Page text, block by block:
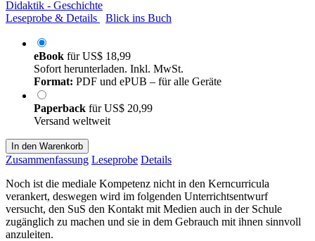
Didaktik - Geschichte
Leseprobe & Details
Blick ins Buch
eBook fürUS$ 18,99
Sofort herunterladen. Inkl. MwSt.
Format: PDF und ePUB – für alle Geräte
Paperback fürUS$ 20,99
Versand weltweit
In den Warenkorb
Zusammenfassung Leseprobe Details
Noch ist die mediale Kompetenz nicht in den Kerncurricula
verankert, deswegen wird im folgenden Unterrichtsentwurf
versucht, den SuS den Kontakt mit Medien auch in der Schule
zugänglich zu machen und sie in dem Gebrauch mit ihnen sinnvoll
anzuleiten.